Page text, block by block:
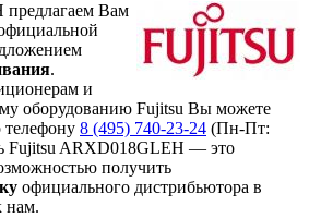
Вам
.
и
оборудованию Fujitsu Вы можете
телефону 8 (495) 740-23-24 (Пн-Пт:
Fujitsu ARXD018GLEH — это
получить
официального дистрибьютора в
нам.